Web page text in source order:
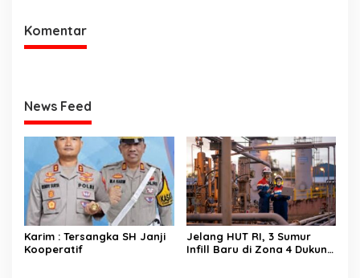
Komentar
News Feed
Karim : Tersangka SH Janji
Kooperatif
Jelang HUT RI, 3 Sumur
Infill Baru di Zona 4 Dukung